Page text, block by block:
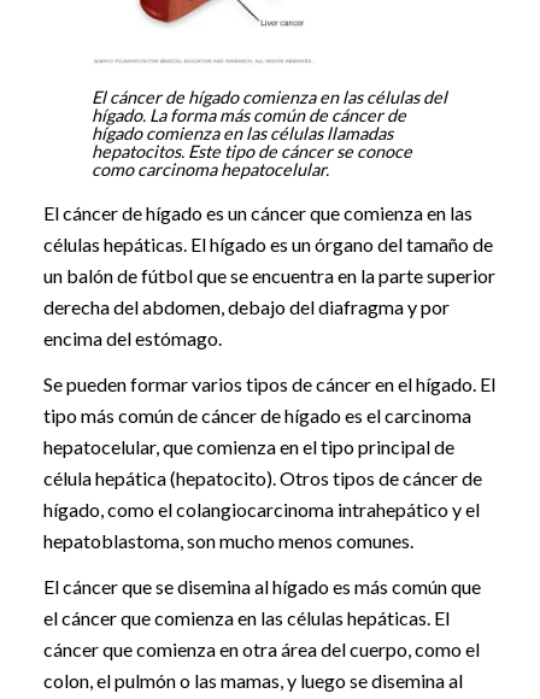
El cáncer de hígado comienza en las células del
hígado. La forma más común de cáncer de
hígado comienza en las células llamadas
hepatocitos. Este tipo de cáncer se conoce
como carcinoma hepatocelular.
El cáncer de hígado es un cáncer que comienza en las
células hepáticas. El hígado es un órgano del tamaño de
un balón de fútbol que se encuentra en la parte superior
derecha del abdomen, debajo del diafragma y por
encima del estómago.
Se pueden formar varios tipos de cáncer en el hígado. El
tipo más común de cáncer de hígado es el carcinoma
hepatocelular, que comienza en el tipo principal de
célula hepática (hepatocito). Otros tipos de cáncer de
hígado, como el colangiocarcinoma intrahepático y el
hepatoblastoma, son mucho menos comunes.
El cáncer que se disemina al hígado es más común que
el cáncer que comienza en las células hepáticas. El
cáncer que comienza en otra área del cuerpo, como el
colon, el pulmón o las mamas, y luego se disemina al